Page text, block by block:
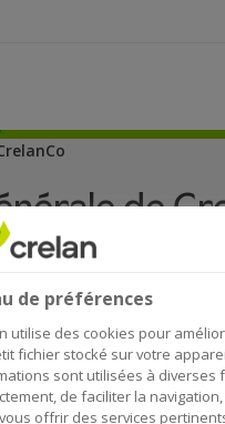
de
de préférences
utilise des cookies pour
fichier stocké sur votre
sont utilisées à
de faciliter la
offrir des services